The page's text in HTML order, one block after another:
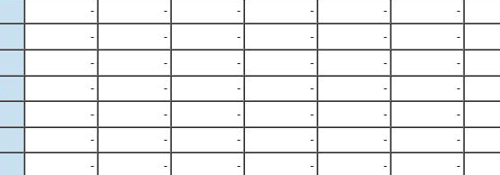
- - - - - -
- - - - - -
- - - - - -
- - - - - -
- - - - - -
- - - - - -
- - - - - -